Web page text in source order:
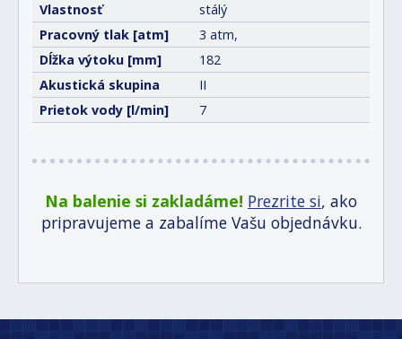
Vlastnosť
stálý
Pracovný tlak [atm]
3 atm,
Dĺžka výtoku [mm]
182
Akustická skupina
II
Prietok vody [l/min]
7
Na balenie si zakladáme! Prezrite si, ako
pripravujeme a zabalíme Vašu objednávku.